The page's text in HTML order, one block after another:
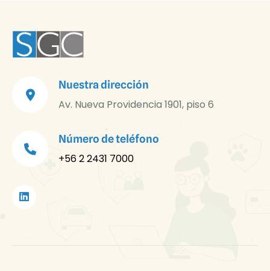
Nuestra dirección
Av. Nueva Providencia 1901, piso 6
Número de teléfono
+56 2 2431 7000